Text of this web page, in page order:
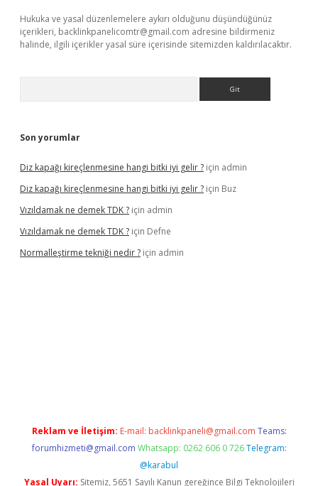
Hukuka ve yasal düzenlemelere aykırı olduğunu düşündüğünüz
içerikleri, backlinkpanelicomtr@gmail.com adresine bildirmeniz
halinde, ilgili içerikler yasal süre içerisinde sitemizden kaldırılacaktır.
Son yorumlar
Diz kapağı kireçlenmesine hangi bitki iyi gelir ? için admin
Diz kapağı kireçlenmesine hangi bitki iyi gelir ? için Buz
Vızıldamak ne demek TDK ? için admin
Vızıldamak ne demek TDK ? için Defne
Normalleştirme tekniği nedir ? için admin
Reklam ve İletişim: E-mail: backlinkpaneli@gmail.com Teams:
forumhizmeti@gmail.com Whatsapp: 0262 606 0 726 Telegram:
@karabul
Yasal Uyarı: Sitemiz, 5651 Sayılı Kanun gereğince Bilgi Teknolojileri